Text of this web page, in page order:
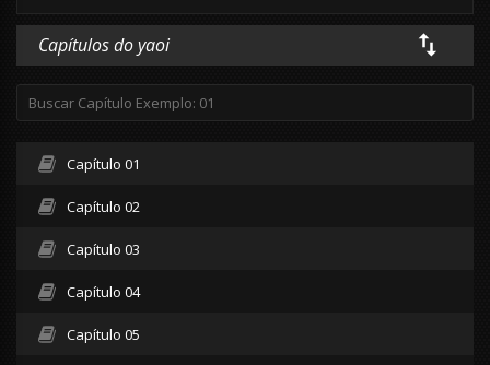
Capítulos do yaoi
Capítulo 01
Capítulo 02
Capítulo 03
Capítulo 04
Capítulo 05